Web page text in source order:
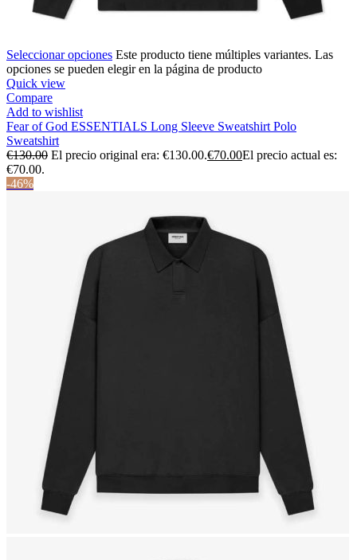
Seleccionar opciones Este producto tiene múltiples variantes. Las
opciones se pueden elegir en la página de producto
Quick view
Compare
Add to wishlist
Fear of God ESSENTIALS Long Sleeve Sweatshirt Polo
Sweatshirt
€130.00 El precio original era: €130.00.€70.00El precio actual es:
€70.00.
-46%